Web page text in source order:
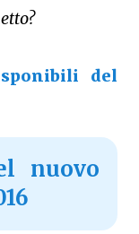
del
nuovo